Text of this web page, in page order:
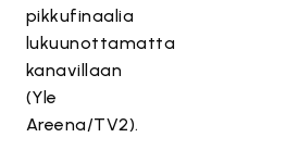
pikkufinaalia
lukuunottamatta
kanavillaan
(Yle
Areena/TV2).